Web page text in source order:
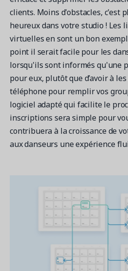
clients. Moins d'obstacles, c'est
heureux dans votre studio ! Les
virtuelles en sont un bon
point il serait facile pour les
lorsqu'ils sont informés qu'une
pour eux, plutôt que d’avoir à
téléphone pour remplir vos
logiciel adapté qui facilite le
inscriptions sera simple pour
contribuera à la croissance de
aux danseurs une expérience